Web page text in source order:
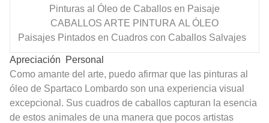
Pinturas al Óleo de Caballos en Paisaje
CABALLOS ARTE PINTURA AL ÓLEO
Paisajes Pintados en Cuadros con Caballos Salvajes
Apreciación Personal
Como amante del arte, puedo afirmar que las pinturas al
óleo de Spartaco Lombardo son una experiencia visual
excepcional. Sus cuadros de caballos capturan la esencia
de estos animales de una manera que pocos artistas